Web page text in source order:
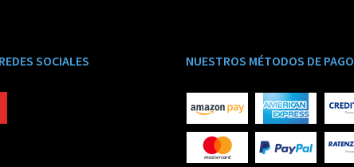
SOCIALES NUESTROS MÉTODOS DE PAGO